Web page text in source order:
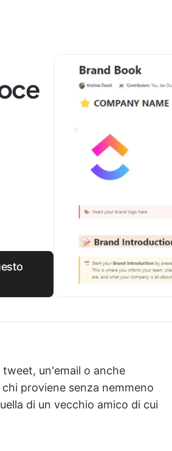
un'email o anche
proviene senza nemmeno
di un vecchio amico di cui